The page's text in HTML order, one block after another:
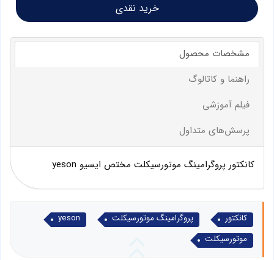
خرید نقدی
مشخصات محصول
راهنما و کاتالوگ
فیلم آموزشی
پرسش‌های متداول
کانکتور پروگرامینگ موتورسیکلت مختص ایسیو yeson
کانکتور پروگرامینگ موتورسیکلت
yeson
موتورسیکلت